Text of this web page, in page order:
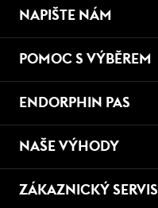
NAPIŠTE NÁM
POMOC S VÝBĚREM
ENDORPHIN PAS
NAŠE VÝHODY
ZÁKAZNICKÝ SERVIS